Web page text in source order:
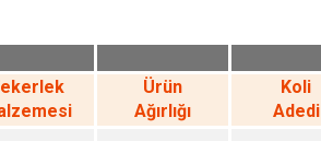
Ürün
Ağırlığı
Koli
Adedi